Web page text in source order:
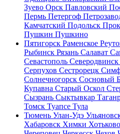
Зуево Орск Павловский
Пермь Петергоф
Камчатский Подольск
Пушкин Пушкино
Пятигорск Раменское
Рыбинск Рязань Салават
Севастополь Северодвинск
Серпухов Сестрорецк
Солнечногорск Сосновый
Купавна Старый Оскол
Сызрань Сыктывкар
Томск Туапсе Тула
Тюмень Улан-Удэ
Хабаровск Химки Хотьково